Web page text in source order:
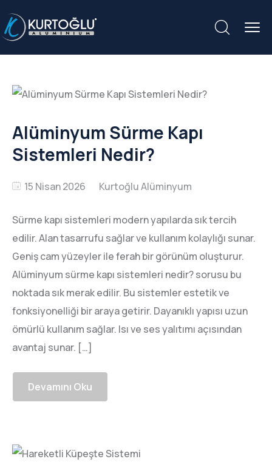
Alüminyum Sürme Kapı
Sistemleri Nedir?
15 Nisan 2026
Sürme kapı sistemleri modern yapılarda sık tercih
edilir. Alan tasarrufu sağlar ve kullanım kolaylığı sunar.
Geniş cam yüzeyler ile ferah bir görünüm oluşturur.
Alüminyum sürme kapı sistemleri nedir? sorusu bu
noktada sık merak edilir. Bu sistemler estetik ve
fonksiyonelliği bir araya getirir. Dayanıklı yapısı uzun
ömürlü kullanım sağlar. Isı ve ses yalıtımı açısından
avantaj sunar. […]
Devamını Oku